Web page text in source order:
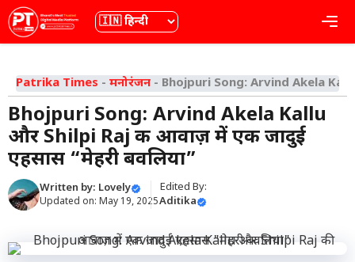
Skip
to
content
भाषा
Patrika Times - मनोरंजन - Bhojpuri Song: Arvind Akela
Bhojpuri Song: Arvind Akela Kallu
और Shilpi Raj की आवाज़ में एक जादुई
एहसास “मेहरी बवलिया”
Written by: Lovely
Updated on: May 19, 2025
Edited By:
Aditika